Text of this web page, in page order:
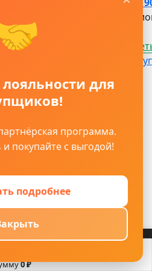
Артикул:
для
программа.
и покупайте с выгодой!
подробнее
0 ₽
Смотрели Max/TG
Корзина
0